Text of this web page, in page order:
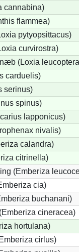
cannabina)
flammea)
pytyopsittacus)
curvirostra)
(Loxia
carduelis)
serinus)
spinus)
lapponicus)
nivalis)
calandra)
citrinella)
(Emberiza
cia)
buchanani)
cineracea)
hortulana)
cirlus)